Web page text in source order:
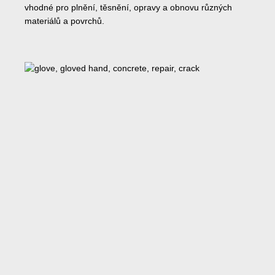
vhodné pro plnění, těsnění, opravy a obnovu různých
materiálů a povrchů.